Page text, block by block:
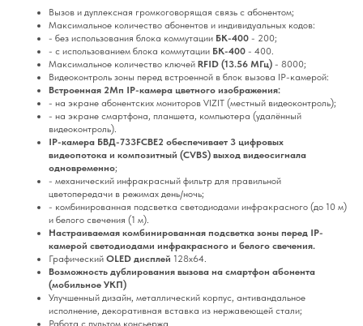
Вызов и дуплексная громкоговорящая связь с абонентом;
Максимальное количество абонентов и индивидуальных кодов:
- без использования блока коммутации БК-400 - 200;
- с использованием блока коммутации БК-400 - 400.
Максимальное количество ключей RFID (13.56 МГц) - 8000;
Видеоконтроль зоны перед встроенной в блок вызова IP-камерой:
Встроенная 2Мп IP-камера цветного изображения:
- на экране абонентских мониторов VIZIT (местный видеоконтроль);
- на экране смартфона, планшета, компьютера (удалённый
видеоконтроль).
IP-камера БВД-733FCBE2 обеспечивает 3 цифровых
видеопотока и композитный (CVBS) выход видеосигнала
одновременно;
- механический инфракрасный фильтр для правильной
цветопередачи в режимах день/ночь;
- комбинированная подсветка светодиодами инфракрасного (до 10 м)
и белого свечения (1 м).
Настраиваемая комбинированная подсветка зоны перед IP-
камерой светодиодами инфракрасного и белого свечения.
Графический OLED дисплей 128х64.
Возможность дублирования вызова на смартфон абонента
(мобильное УКП)
Улучшенный дизайн, металлический корпус, антивандальное
исполнение, декоративная вставка из нержавеющей стали;
Работа с пультом консьержа